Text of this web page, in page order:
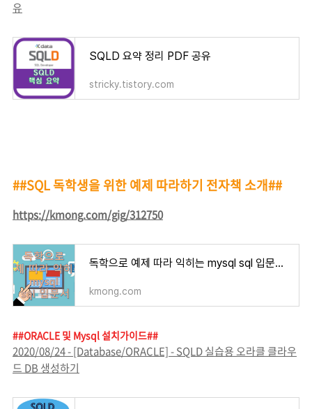
유
SQLD 요약 정리 PDF 공유
stricky.tistory.com
##SQL 독학생을 위한 예제 따라하기 전자책 소개##
https://kmong.com/gig/312750
독학으로 예제 따라 익히는 mysql sql 입문서를 드립니다. | 17000원부터 시작 가능한 총 평점 5점의
kmong.com
##ORACLE 및 Mysql 설치가이드##
2020/08/24 - [Database/ORACLE] - SQLD 실습용 오라클 클라우
드 DB 생성하기